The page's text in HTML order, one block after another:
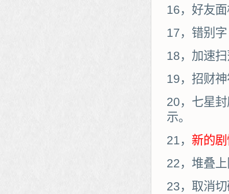
16，好友
17，错别
18，加速
19，招财
20，七星
示。
21， 新的
22，堆叠
23，取消